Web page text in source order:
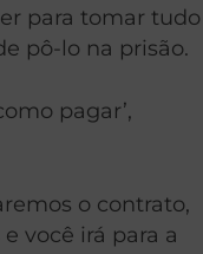
para tomar tudo
pô-lo na prisão.
pagar’,
o contrato,
você irá para a